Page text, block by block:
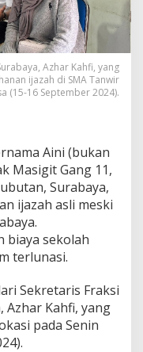
Azhar Kahfi, yang
ijazah di SMA Tanwir
(15-16 September 2024).
Aini (bukan
Masigit Gang 11,
Surabaya,
ijazah asli meski
biaya sekolah
terlunasi.
Sekretaris Fraksi
Azhar Kahfi, yang
pada Senin